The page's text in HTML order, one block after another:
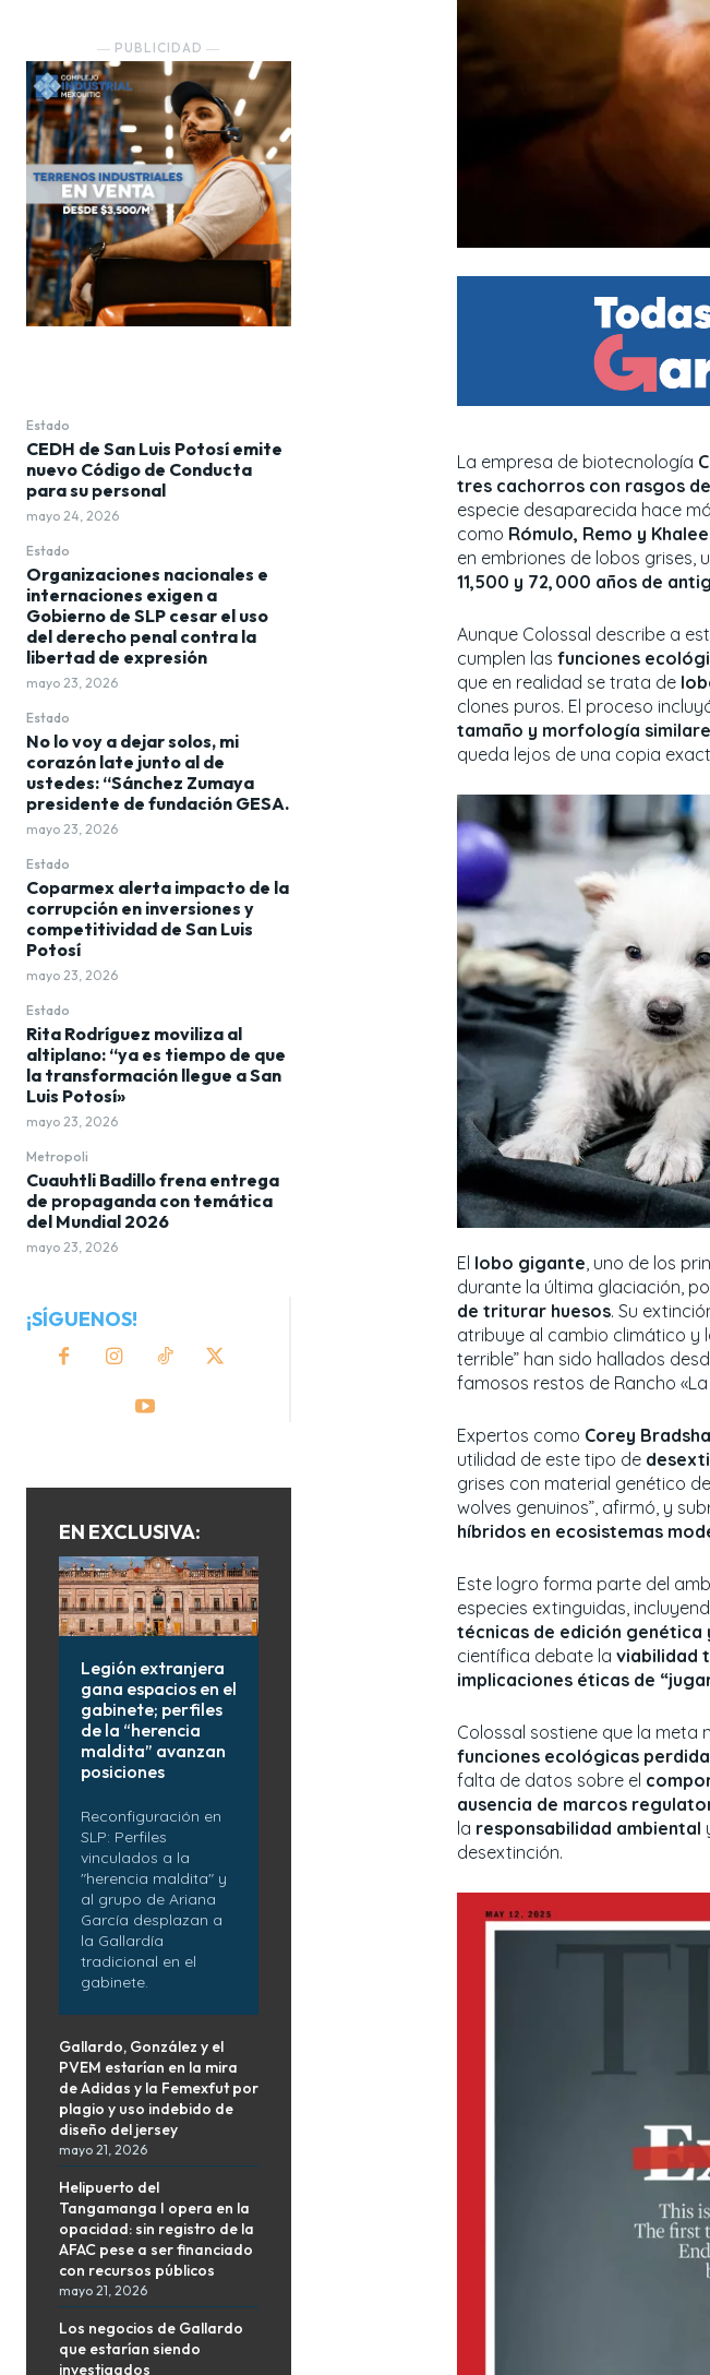
― PUBLICIDAD ―
Estado
CEDH de San Luis Potosí emite
nuevo Código de Conducta
para su personal
mayo 24, 2026
Estado
Organizaciones nacionales e
internaciones exigen a
Gobierno de SLP cesar el uso
del derecho penal contra la
libertad de expresión
mayo 23, 2026
Estado
No lo voy a dejar solos, mi
corazón late junto al de
ustedes: “Sánchez Zumaya
presidente de fundación GESA.
mayo 23, 2026
Estado
Coparmex alerta impacto de la
corrupción en inversiones y
competitividad de San Luis
Potosí
mayo 23, 2026
Estado
Rita Rodríguez moviliza al
altiplano: “ya es tiempo de que
la transformación llegue a San
Luis Potosí»
mayo 23, 2026
Metropoli
Cuauhtli Badillo frena entrega
de propaganda con temática
del Mundial 2026
mayo 23, 2026
¡SÍGUENOS!
EN EXCLUSIVA:
Legión extranjera
gana espacios en el
gabinete; perfiles
de la “herencia
maldita” avanzan
posiciones
Reconfiguración en
SLP: Perfiles
vinculados a la
"herencia maldita" y
al grupo de Ariana
García desplazan a
la Gallardía
tradicional en el
gabinete.
Gallardo, González y el
PVEM estarían en la mira
de Adidas y la Femexfut por
plagio y uso indebido de
diseño del jersey
mayo 21, 2026
Helipuerto del
Tangamanga I opera en la
opacidad: sin registro de la
AFAC pese a ser financiado
con recursos públicos
mayo 21, 2026
Los negocios de Gallardo
que estarían siendo
investigados
La empresa de biotecnología
tres cachorros con rasgos
especie desaparecida hace
como Rómulo, Remo y
en embriones de lobos grises,
11,500 y 72, 000 años de
Aunque Colossal describe a
cumplen las funciones
que en realidad se trata de
clones puros. El proceso
tamaño y morfología
queda lejos de una copia
El lobo gigante , uno de los
durante la última glaciación,
de triturar huesos. Su
atribuye al cambio climático y
terrible” han sido hallados
famosos restos de Rancho
Expertos como Corey
utilidad de este tipo de
grises con material genético
wolves genuinos”, afirmó, y
híbridos en ecosistemas
Este logro forma parte del
especies extinguidas,
técnicas de edición genética
científica debate la viabilidad
implicaciones éticas de
Colossal sostiene que la meta
funciones ecológicas
falta de datos sobre el
ausencia de marcos
la responsabilidad ambiental
desextinción.